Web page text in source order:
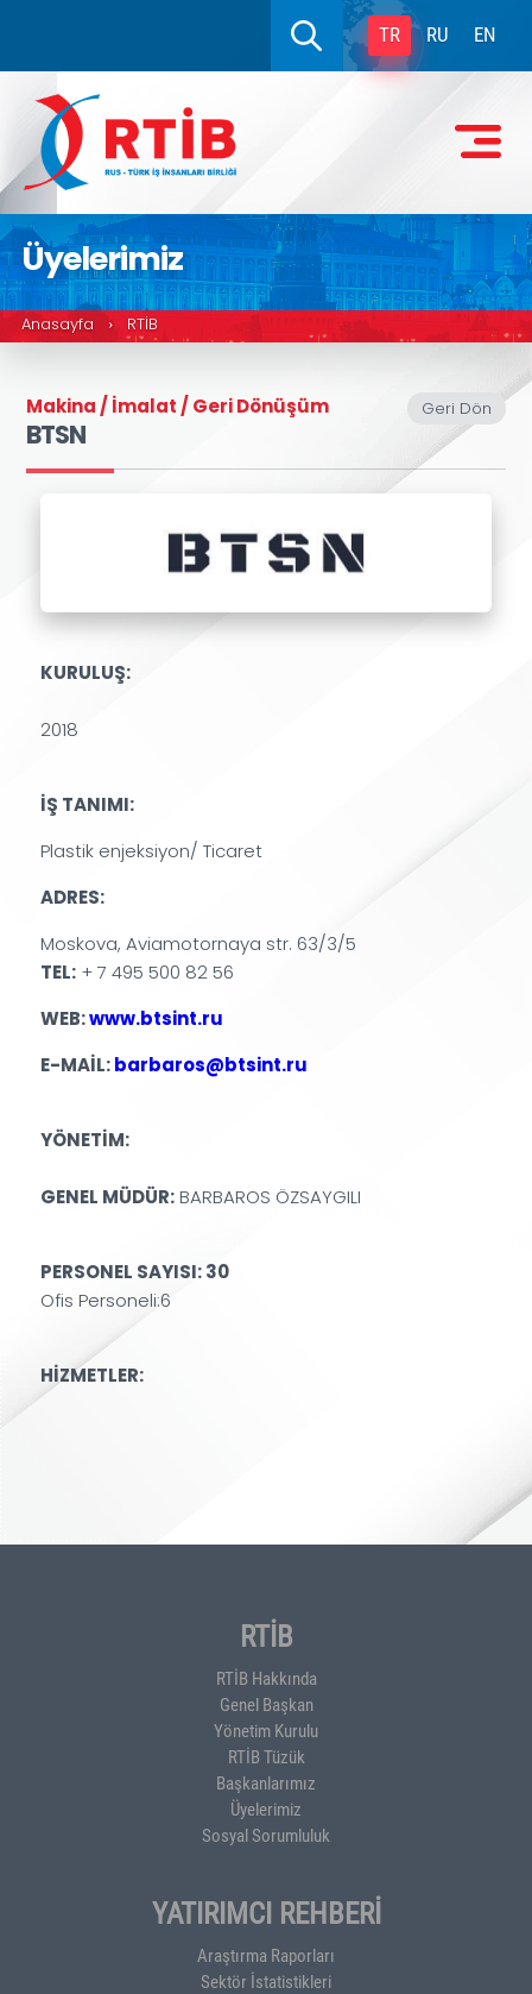
TR RU EN
Üyelerimiz
Anasayfa › RTİB
Geri Dön
Makina / İmalat / Geri Dönüşüm
BTSN
KURULUŞ:
2018
İŞ TANIMI:
Plastik enjeksiyon/ Ticaret
ADRES:
Moskova, Aviamotornaya str. 63/3/5
TEL: + 7 495 500 82 56
WEB:www.btsint.ru
E-MAİL:barbaros@btsint.ru
YÖNETİM:
GENEL MÜDÜR: BARBAROS ÖZSAYGILI
PERSONEL SAYISI: 30
Ofis Personeli:6
HİZMETLER:
RTİB
RTİB Hakkında
Genel Başkan
Yönetim Kurulu
RTİB Tüzük
Başkanlarımız
Üyelerimiz
Sosyal Sorumluluk
YATIRIMCI REHBERİ
Araştırma Raporları
Sektör İstatistikleri